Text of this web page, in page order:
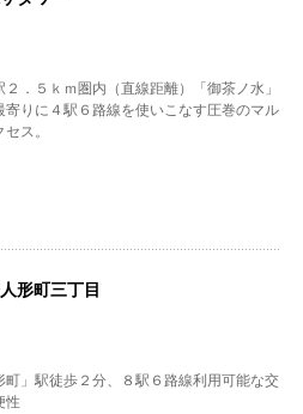
２．５ｋｍ圏内（直線距離）「御茶ノ水」
寄りに４駅６路線を使いこなす圧巻のマル
ス。
形町三丁目
町」駅徒歩２分、８駅６路線利用可能な交
性